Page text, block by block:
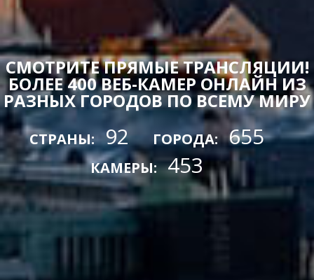
СМОТРИТЕ ПРЯМЫЕ ТРАНСЛЯЦИИ!
БОЛЕЕ 400 ВЕБ-КАМЕР ОНЛАЙН ИЗ
РАЗНЫХ ГОРОДОВ ПО ВСЕМУ МИРУ
СТРАНЫ: 92 ГОРОДА: 655
КАМЕРЫ: 453